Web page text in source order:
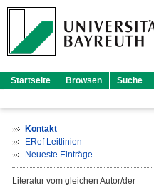
Startseite Browsen Suche
Kontakt
ERef Leitlinien
Neueste Einträge
Literatur vom gleichen Autor/der